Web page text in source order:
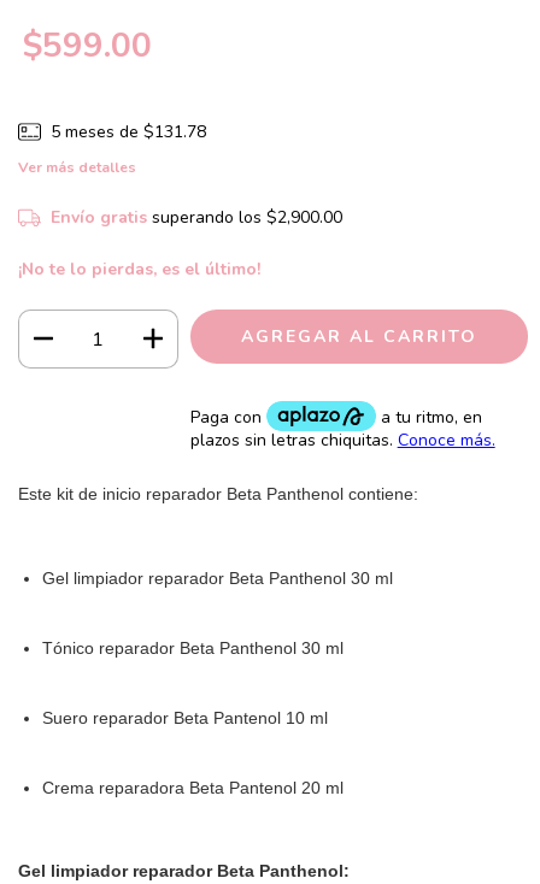
$599.00
5 meses de $131.78
Ver más detalles
Envío gratis superando los $2,900.00
¡No te lo pierdas, es el último!
Este kit de inicio reparador Beta Panthenol contiene:
Gel limpiador reparador Beta Panthenol 30 ml
Tónico reparador Beta Panthenol 30 ml
Suero reparador Beta Pantenol 10 ml
Crema reparadora Beta Pantenol 20 ml
Gel limpiador reparador Beta Panthenol: